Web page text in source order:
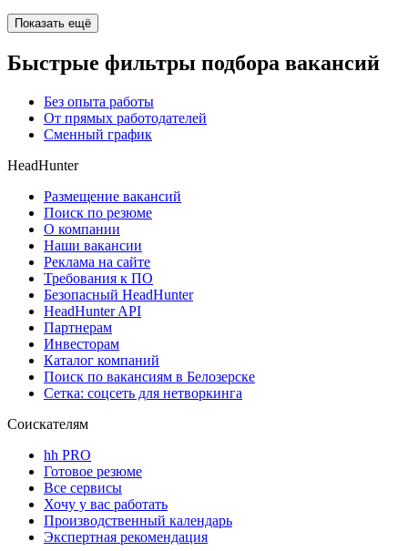
Показать ещё
Быстрые фильтры подбора вакансий
Без опыта работы
От прямых работодателей
Сменный график
HeadHunter
Размещение вакансий
Поиск по резюме
О компании
Наши вакансии
Реклама на сайте
Требования к ПО
Безопасный HeadHunter
HeadHunter API
Партнерам
Инвесторам
Каталог компаний
Поиск по вакансиям в Белозерске
Сетка: соцсеть для нетворкинга
Соискателям
hh PRO
Готовое резюме
Все сервисы
Хочу у вас работать
Производственный календарь
Экспертная рекомендация